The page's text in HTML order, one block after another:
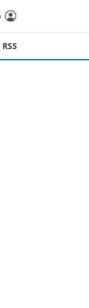
RSS